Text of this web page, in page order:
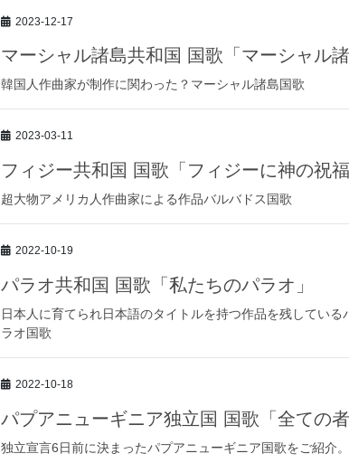
2023-12-17
マーシャル諸島共和国 国歌「マーシャル
韓国人作曲家が制作に関わった？マーシャル諸島国歌
2023-03-11
フィジー共和国 国歌「フィジーに神の祝福
超大物アメリカ人作曲家による作品バルバドス国歌
2022-10-19
パラオ共和国 国歌「私たちのパラオ」
日本人に育てられ日本語のタイトルを持つ作品を残してい
ラオ国歌
2022-10-18
パプアニューギニア独立国 国歌「全ての
独立宣言6日前に決まったパプアニューギニア国歌をご紹介。